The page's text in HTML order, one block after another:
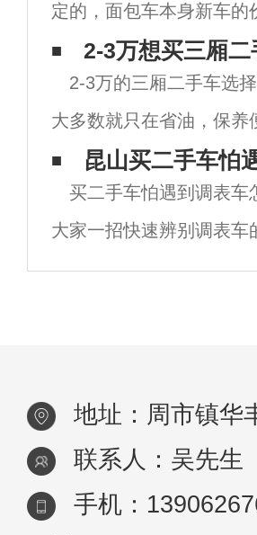
定的，面包车本身新车的
所以二手车自然也就不会
是可以买的，但也不是
买，需要满足几个条二手
面小
2-3万想买三厢
2-3万的三厢二手车选
大多数就只在省油，保
龄可能有点久，不过买
问题，下面小编就来给
昆山买二手车怕
买二手车怕遇到调表车
大家一招快速辨别调表车
二手车市场上最靠谱的方
地址：周市镇华
联系人：吴先生
手机：